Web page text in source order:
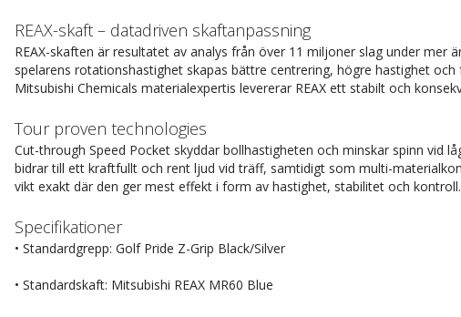
REAX-skaft – datadriven skaftanpassning
REAX-skaften är resultatet av analys från över 11 miljoner slag under mer
spelarens rotationshastighet skapas bättre centrering, högre hastighet
Mitsubishi Chemicals materialexpertis levererar REAX ett stabilt och
Tour proven technologies
Cut-through Speed Pocket skyddar bollhastigheten och minskar spinn vid
bidrar till ett kraftfullt och rent ljud vid träff, samtidigt som multi-
vikt exakt där den ger mest effekt i form av hastighet, stabilitet och kontroll.
Specifikationer
• Standardgrepp: Golf Pride Z-Grip Black/Silver
• Standardskaft: Mitsubishi REAX MR60 Blue